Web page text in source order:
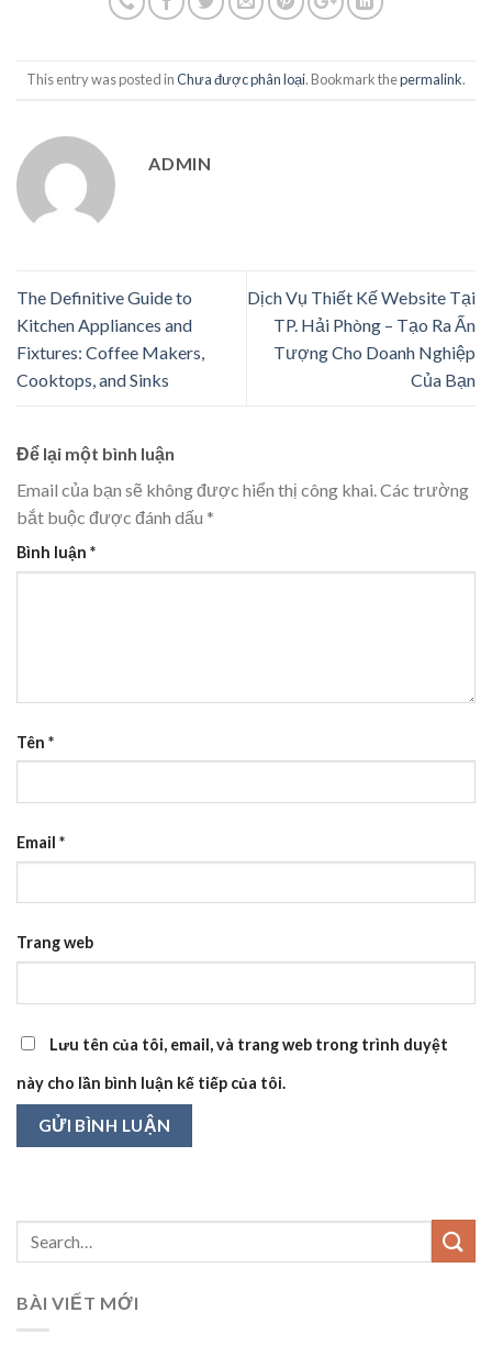
This entry was posted inChưa được phân loại. Bookmark thepermalink.
ADMIN
The Definitive Guide to
Kitchen Appliances and
Fixtures: Coffee Makers,
Cooktops, and Sinks
Dịch Vụ Thiết Kế Website Tại
TP. Hải Phòng – Tạo Ra Ấn
Tượng Cho Doanh Nghiệp
Của Bạn
Để lại một bình luận
Email của bạn sẽ không được hiển thị công khai.Các trường
bắt buộc được đánh dấu *
Bình luận *
Tên *
Email *
Trang web
Lưu tên của tôi, email, và trang web trong trình duyệt
này cho lần bình luận kế tiếp của tôi.
BÀI VIẾT MỚI